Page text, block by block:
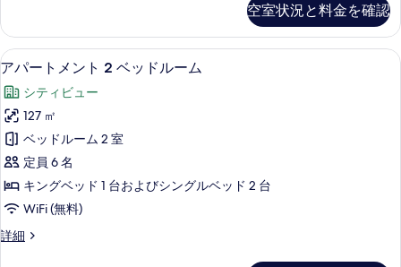
を
表
示
す
る
ッ
ド
ル
ー
ム
(Verandah)
の
す
べ
て
メ
ン
ト
ベ
ッ
ド
ル
ー
ム
(Verandah)
の
細
空室状況と料金を確認
ア
パ
ー
ト
メ
ン
ト
ベ
高級寝具、ミニバー、セーフティボ
11
アパートメント 2 ベッドルーム
シティビュー
127 ㎡
ベッドルーム 2 室
定員 6 名
キングベッド 1 台およびシングルベッド 2 台
WiFi (無料)
詳細
ア